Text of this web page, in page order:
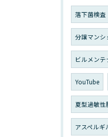
落下菌検査
分譲マンシ
ビルメンテ
YouTube
夏型過敏性
アスペルギ